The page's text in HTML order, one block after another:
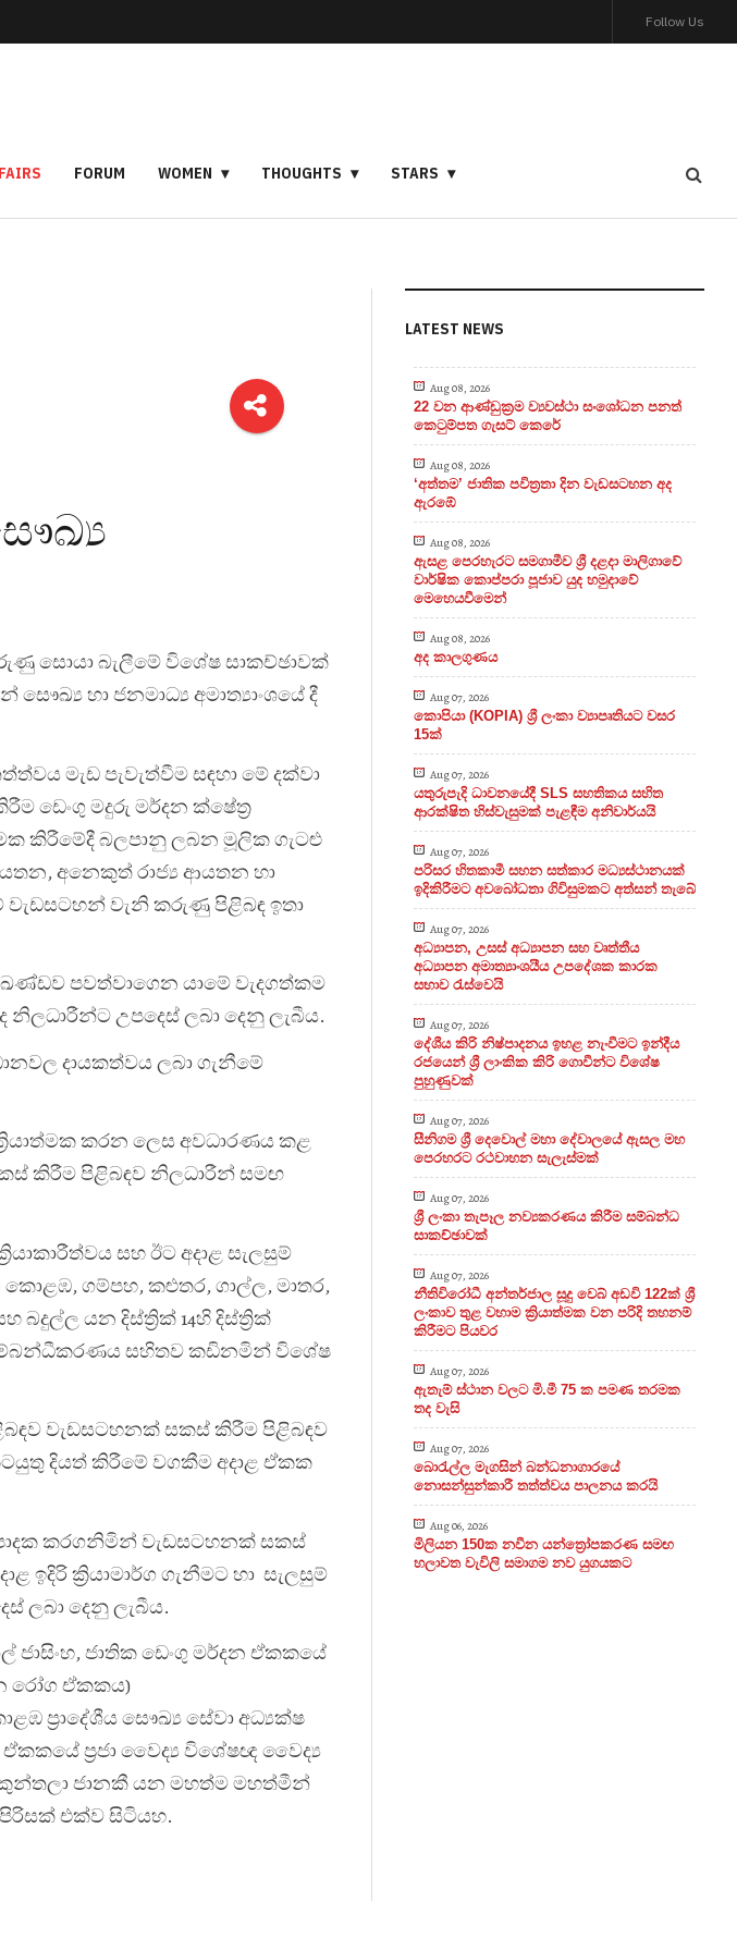
Follow Us
FORUM WOMEN THOUGHTS STARS
සොයා බැලීමේ විශේෂ සාකච්ඡාවක්
හා ජනමාධ්‍ය අමාත්‍යාංශයේ දී
මැඩ පැවැත්වීම සඳහා මේ දක්වා
ඩෙංගු මදුරු මර්දන ක්ෂේත්‍ර
කිරීමේදී බලපානු ලබන මූලික ගැටළු
අනෙකුත් රාජ්‍ය ආයතන හා
වැඩසටහන් වැනි කරුණු පිළිබඳ ඉතා
පවත්වාගෙන යාමේ වැදගත්කම
උපදෙස් ලබා දෙනු ලැබීය.
දායකත්වය ලබා ගැනීමේ
කරන ලෙස අවධාරණය කළ
කිරීම පිළිබඳව නිලධාරීන් සමඟ
සහ ඊට අදාළ සැලසුම්
කොළඹ, ගම්පහ, කළුතර, ගාල්ල, මාතර,
යන දිස්ත්‍රික් 14හි දිස්ත්‍රික්
සම්බන්ධීකරණය සහිතව කඩිනමින් විශේෂ
වැඩසටහනක් සකස් කිරීම පිළිබඳව
දියත් කිරීමේ වගකීම අදාළ ඒකක
කරගනිමින් වැඩසටහනක් සකස්
ඉදිරි ක්‍රියාමාර්ග ගැනීමට හා සැලසුම්
ලබා දෙනු ලැබීය.
ජාසිංහ, ජාතික ඩෙංගු මර්දන ඒකකයේ
රෝග ඒකකය)
ප්‍රාදේශීය සෞඛ්‍ය සේවා අධ්‍යක්ෂ
ප්‍රජා වෛද්‍ය විශේෂඥ වෛද්‍ය
සකුන්තලා ජානකී යන මහත්ම මහත්මීන්
පිරිසක් එක්ව සිටියහ.
LATEST NEWS
Aug 08, 2026
22 වන ආණ්ඩුක්‍රම ව්‍යවස්ථා සංශෝධන පනත්
කෙටුම්පත ගැසට් කෙරේ
Aug 08, 2026
‘අත්තම’ ජාතික පවිත්‍රතා දින වැඩසටහන අද
ඇරඹේ
Aug 08, 2026
ඇසළ පෙරහැරට සමගාමීව ශ්‍රී දළදා මාලිගාවේ
වාර්ෂික කොප්පරා පූජාව යුද හමුදාවේ
මෙහෙයවීමෙන්
Aug 08, 2026
අද කාලගුණය
Aug 07, 2026
කොපියා (KOPIA) ශ්‍රී ලංකා ව්‍යාපෘතියට වසර
15ක්
Aug 07, 2026
යතුරුපැදි ධාවනයේදී SLS සහතිකය සහිත
ආරක්ෂිත හිස්වැසුමක් පැළඳීම අනිවාර්යයි
Aug 07, 2026
පරිසර හිතකාමී සහන සත්කාර මධ්‍යස්ථානයක්
ඉදිකිරීමට අවබෝධතා ගිවිසුමකට අත්සන් තැබේ
Aug 07, 2026
අධ්‍යාපන, උසස් අධ්‍යාපන සහ වෘත්තීය
අධ්‍යාපන අමාත්‍යාංශයීය උපදේශක කාරක
සභාව රැස්වෙයි
Aug 07, 2026
දේශීය කිරි නිෂ්පාදනය ඉහළ නැංවීමට ඉන්දීය
රජයෙන් ශ්‍රී ලාංකික කිරි ගොවීන්ට විශේෂ
පුහුණුවක්
Aug 07, 2026
සීනිගම ශ්‍රී දෙවොල් මහා දේවාලයේ ඇසල මහ
පෙරහරට රථවාහන සැලැස්මක්
Aug 07, 2026
ශ්‍රී ලංකා තැපෑල නව්‍යකරණය කිරීම සම්බන්ධ
සාකච්ඡාවක්
Aug 07, 2026
නීතිවිරෝධී අන්තර්ජාල සූදු වෙබ් අඩවි 122ක් ශ්‍රී
ලංකාව තුළ වහාම ක්‍රියාත්මක වන පරිදි තහනම්
කිරීමට පියවර
Aug 07, 2026
ඇතැම් ස්ථාන වලට මි.මී 75 ක පමණ තරමක
තද වැසි
Aug 07, 2026
බොරැල්ල මැගසින් බන්ධනාගාරයේ
නොසන්සුන්කාරී තත්ත්වය පාලනය කරයි
Aug 06, 2026
මිලියන 150ක නවීන යන්ත්‍රෝපකරණ සමඟ
හලාවත වැවිලි සමාගම නව යුගයකට